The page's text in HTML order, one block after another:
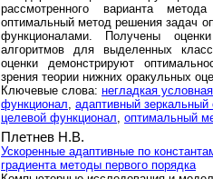
рассмотренного варианта
оптимальный метод решения задач
функционалами. Получены
алгоритмов для выделенных
оценки демонстрируют
зрения теории нижних оракульных
Ключевые слова: негладкая
функционал адаптивный зеркальный
целевой функционал оптимальный
Плетнев Н.В.
Ускоренные адаптивные по
градиента методы первого порядка